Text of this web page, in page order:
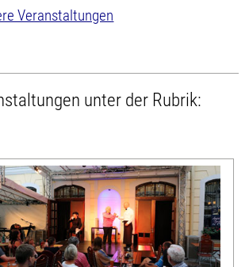
Veranstaltungen
unter der Rubrik: